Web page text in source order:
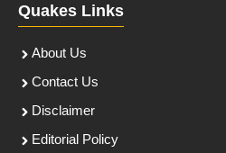
Quakes Links
About Us
Contact Us
Disclaimer
Editorial Policy